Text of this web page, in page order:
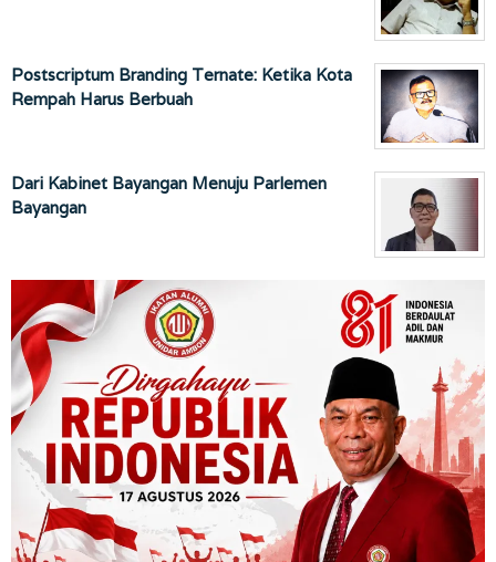
Postscriptum Branding Ternate: Ketika Kota
Rempah Harus Berbuah
Dari Kabinet Bayangan Menuju Parlemen
Bayangan